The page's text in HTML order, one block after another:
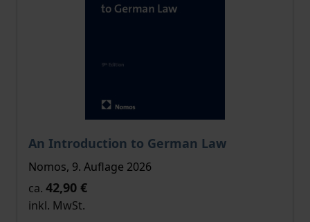
An Introduction to German Law
Der Preis dieses Titels richtet sich nach der
Nomos, 9. Auflage 2026
ca. 42,90 €
inkl. MwSt.